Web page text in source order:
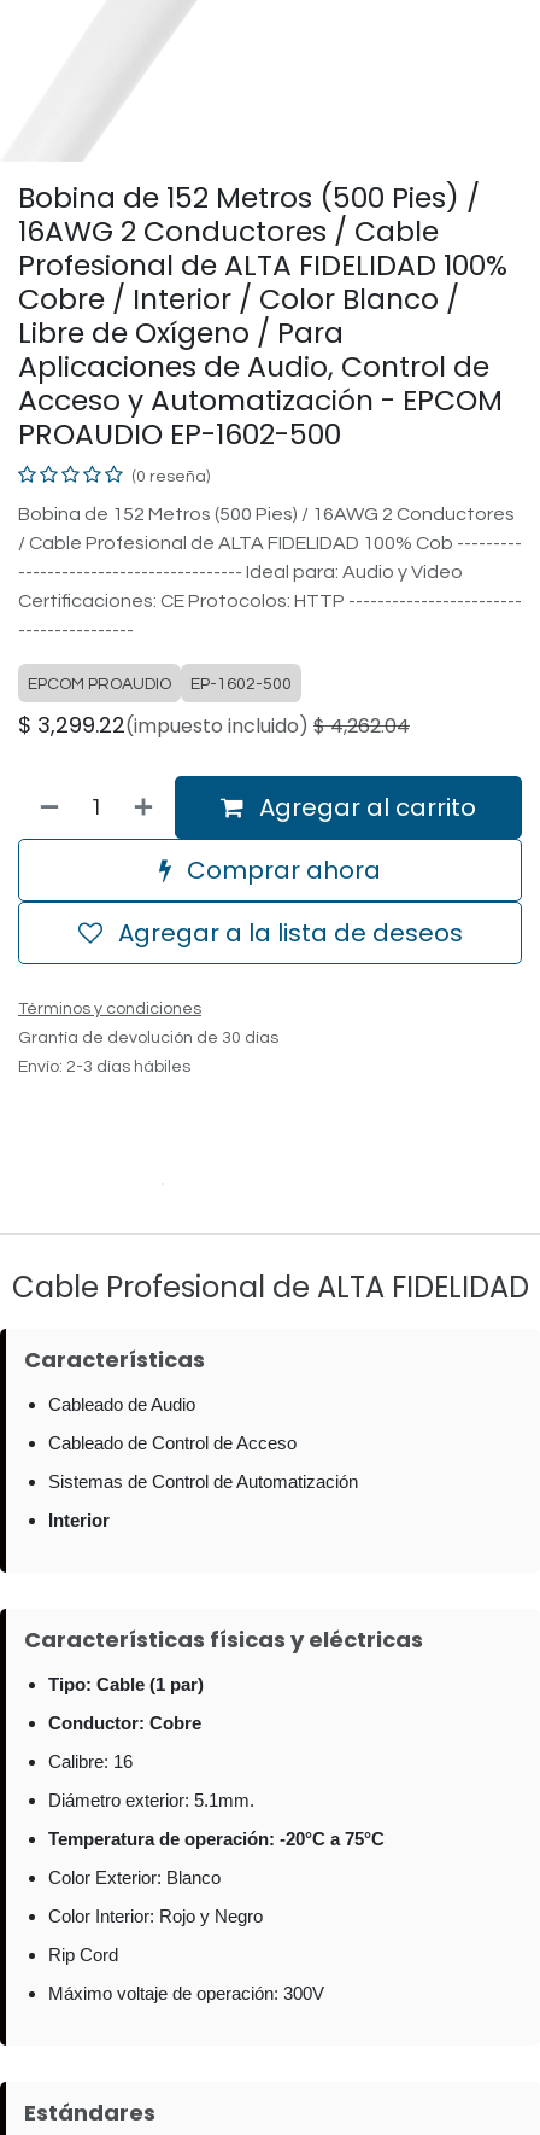
Bobina de 152 Metros (500 Pies) /
16AWG 2 Conductores / Cable
Profesional de ALTA FIDELIDAD 100%
Cobre / Interior / Color Blanco /
Libre de Oxígeno / Para
Aplicaciones de Audio, Control de
Acceso y Automatización - EPCOM
PROAUDIO EP-1602-500
(0 reseña)
Bobina de 152 Metros (500 Pies) / 16AWG 2 Conductores
/ Cable Profesional de ALTA FIDELIDAD 100% Cob ---------
------------------------------- Ideal para: Audio y Video
Certificaciones: CE Protocolos: HTTP ------------------------
----------------
EPCOM PROAUDIO EP-1602-500
$ 3,299.22(impuesto incluido) $4,262.04
Agregar al carrito
Comprar ahora
Agregar a la lista de deseos
Términos y condiciones
Grantía de devolución de 30 días
Envío: 2-3 días hábiles
Cable Profesional de ALTA FIDELIDAD
Características
Cableado de Audio
Cableado de Control de Acceso
Sistemas de Control de Automatización
Interior
Características físicas y eléctricas
Tipo: Cable (1 par)
Conductor: Cobre
Calibre: 16
Diámetro exterior: 5.1mm.
Temperatura de operación: -20°C a 75°C
Color Exterior: Blanco
Color Interior: Rojo y Negro
Rip Cord
Máximo voltaje de operación: 300V
Estándares